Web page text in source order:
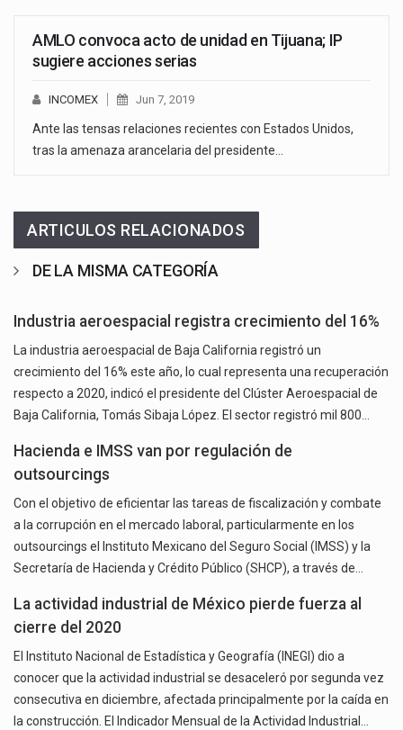
AMLO convoca acto de unidad en Tijuana; IP
sugiere acciones serias
INCOMEX Jun 7, 2019
Ante las tensas relaciones recientes con Estados Unidos,
tras la amenaza arancelaria del presidente…
ARTICULOS RELACIONADOS
DE LA MISMA CATEGORÍA
Industria aeroespacial registra crecimiento del 16%
La industria aeroespacial de Baja California registró un
crecimiento del 16% este año, lo cual representa una recuperación
respecto a 2020, indicó el presidente del Clúster Aeroespacial de
Baja California, Tomás Sibaja López. El sector registró mil 800…
Hacienda e IMSS van por regulación de
outsourcings
Con el objetivo de eficientar las tareas de fiscalización y combate
a la corrupción en el mercado laboral, particularmente en los
outsourcings el Instituto Mexicano del Seguro Social (IMSS) y la
Secretaría de Hacienda y Crédito Público (SHCP), a través de…
La actividad industrial de México pierde fuerza al
cierre del 2020
El Instituto Nacional de Estadística y Geografía (INEGI) dio a
conocer que la actividad industrial se desaceleró por segunda vez
consecutiva en diciembre, afectada principalmente por la caída en
la construcción. El Indicador Mensual de la Actividad Industrial…